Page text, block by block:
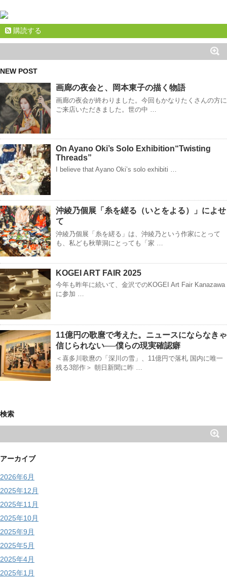
購読する
NEW POST
画廊の夜会と、岡本東子の描く物語
画廊の夜会が終わりました。今回もかなりたくさんの方に
ご来店いただきました。世の中 …
On Ayano Oki’s Solo Exhibition“Twisting
Threads”
I believe that Ayano Oki’s solo exhibiti …
沖綾乃個展「糸を縒る（いとをよる）」によせ
て
沖綾乃個展「糸を縒る」は、沖綾乃という作家にとって
も、私ども秋華洞にとっても「家 …
KOGEI ART FAIR 2025
今年も昨年に続いて、金沢でのKOGEI Art Fair Kanazawa
に参加 …
11億円の歌麿で考えた。ニュースにならなきゃ
信じられない──僕らの現実確認癖
＜喜多川歌麿の「深川の雪」、11億円で落札 国内に唯一
残る3部作＞ 朝日新聞に昨 …
検索
アーカイブ
2026年6月
2025年12月
2025年11月
2025年10月
2025年9月
2025年5月
2025年4月
2025年1月